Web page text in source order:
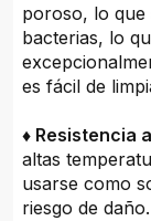
poroso, lo que
bacterias, lo
es fácil de
♦ Resistencia
altas
usarse como
riesgo de daño.